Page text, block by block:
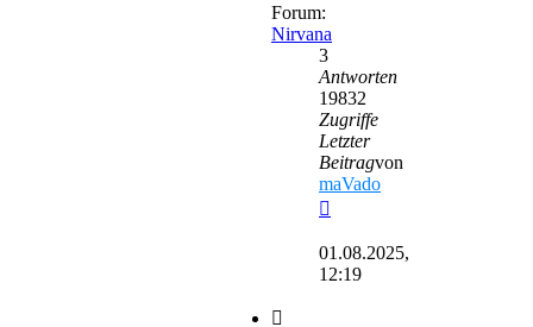
Forum:
Nirvana
3
Antworten
19832
Zugriffe
Letzter
Beitragvon
maVado
Beitrag
01.08.2025,
12:19